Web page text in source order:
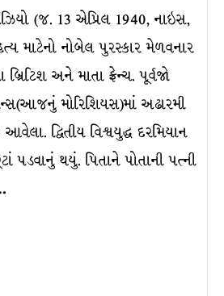
(જ. 13 એપ્રિલ 1940, નાઇસ,
માટેનો નોબેલ પુરસ્કાર મેળવનાર
બ્રિટિશ અને માતા ફ્રેન્ચ. પૂર્વજો
મોરિશિયસ)માં અઢારમી
દ્વિતીય વિશ્વયુદ્ધ દરમિયાન
પડવાનું થયું. પિતાને પોતાની પત્ની